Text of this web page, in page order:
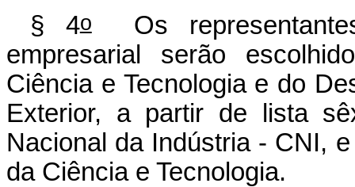
§ 4oOs
empresarial serão
Ciência e Tecnologia e do
Exterior, a partir de lista
Nacional da Indústria - CNI,
da Ciência e Tecnologia.